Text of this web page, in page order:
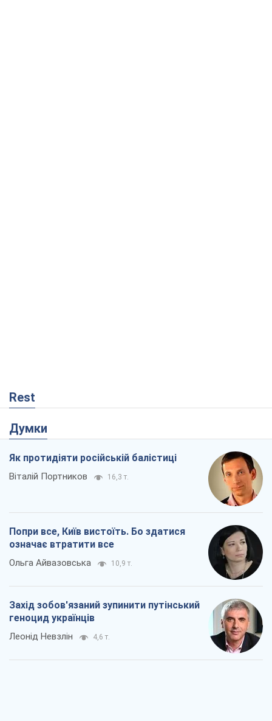
Rest
Думки
Як протидіяти російській балістиці
Віталій Портников 16,3 т.
Попри все, Київ вистоїть. Бо здатися
означає втратити все
Ольга Айвазовська 10,9 т.
Захід зобов'язаний зупинити путінський
геноцид українців
Леонід Невзлін 4,6 т.